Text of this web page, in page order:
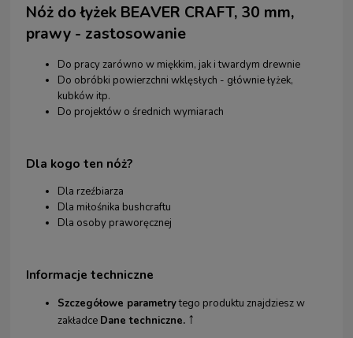
Nóż do łyżek BEAVER CRAFT, 30 mm,
prawy - zastosowanie
Do pracy zarówno w miękkim, jak i twardym drewnie
Do obróbki powierzchni wklęsłych - głównie łyżek,
kubków itp.
Do projektów o średnich wymiarach
Dla kogo ten nóż?
Dla rzeźbiarza
Dla miłośnika bushcraftu
Dla osoby praworęcznej
Informacje techniczne
Szczegółowe parametrytego produktu znajdziesz w
zakładce Dane techniczne. ↑